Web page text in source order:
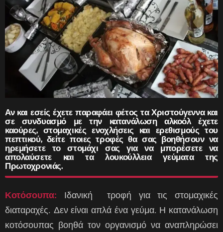
Αν και εσείς έχετε παραφάει φέτος τα Χριστούγεννα και
σε συνδυασμό με την κατανάλωση αλκοόλ έχετε
καούρες, στομαχικές ενοχλήσεις και ερεθισμούς του
πεπτικού, δείτε ποιες τροφές θα σας βοηθήσουν να
ηρεμήσετε το στομάχι σας για να μπορέσετε να
απολαύσετε και τα λουκούλλεια γεύματα της
Πρωτοχρονιάς.
Κοτόσουπα: Ιδανική τροφή για τις στομαχικές
διαταραχές. Δεν είναι απλά ένα γεύμα. Η κατανάλωση
κοτόσουπας βοηθά τον οργανισμό να αναπληρώσει